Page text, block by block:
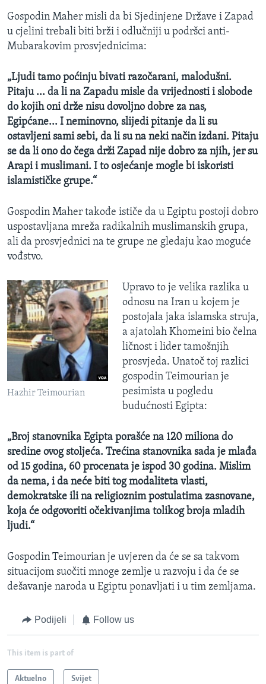
Gospodin Maher misli da bi Sjedinjene Države i Zapad
u cjelini trebali biti brži i odlučniji u podršci anti-
Mubarakovim prosvjednicima:
„Ljudi tamo poćinju bivati razočarani, malodušni.
Pitaju ... da li na Zapadu misle da vrijednosti i slobode
do kojih oni drže nisu dovoljno dobre za nas,
Egipćane... I neminovno, slijedi pitanje da li su
ostavljeni sami sebi, da li su na neki način izdani. Pitaju
se da li ono do čega drži Zapad nije dobro za njih, jer su
Arapi i muslimani. I to osjećanje mogle bi iskoristi
islamističke grupe.“
Gospodin Maher takođe ističe da u Egiptu postoji dobro
uspostavljana mreža radikalnih muslimanskih grupa,
ali da prosvjednici na te grupe ne gledaju kao moguće
vođstvo.
Hazhir Teimourian
Upravo to je velika razlika u
odnosu na Iran u kojem je
postojala jaka islamska struja,
a ajatolah Khomeini bio čelna
ličnost i lider tamošnjih
prosvjeda. Unatoč toj razlici
gospodin Teimourian je
pesimista u pogledu
budućnosti Egipta:
„Broj stanovnika Egipta porašće na 120 miliona do
sredine ovog stoljeća. Trećina stanovnika sada je mlađa
od 15 godina, 60 procenata je ispod 30 godina. Mislim
da nema, i da neće biti tog modaliteta vlasti,
demokratske ili na religioznim postulatima zasnovane,
koja će odgovoriti očekivanjima tolikog broja mladih
ljudi.“
Gospodin Teimourian je uvjeren da će se sa takvom
situacijom suočiti mnoge zemlje u razvoju i da će se
dešavanje naroda u Egiptu ponavljati i u tim zemljama.
Podijeli Follow us
This item is part of
Aktuelno Svijet